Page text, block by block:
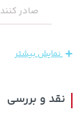
صادر
نمایش بیشتر
نقد و بررسی